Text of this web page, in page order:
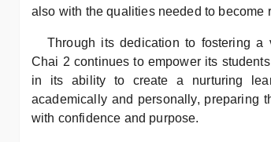
also with the qualities needed to become
Through its dedication to fostering
Chai 2 continues to empower its
in its ability to create a nurturing
academically and personally, preparing
with confidence and purpose.